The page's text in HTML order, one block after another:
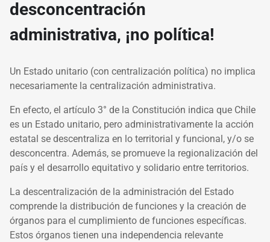
desconcentración
administrativa, ¡no política!
Un Estado unitario (con centralización política) no implica
necesariamente la centralización administrativa.
En efecto, el artículo 3° de la Constitución indica que Chile
es un Estado unitario, pero administrativamente la acción
estatal se descentraliza en lo territorial y funcional, y/o se
desconcentra. Además, se promueve la regionalización del
país y el desarrollo equitativo y solidario entre territorios.
La descentralización de la administración del Estado
comprende la distribución de funciones y la creación de
órganos para el cumplimiento de funciones específicas.
Estos órganos tienen una independencia relevante